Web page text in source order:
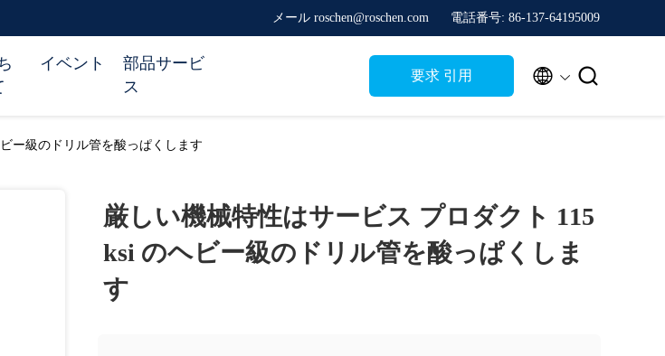
メール roschen@roschen.com 電話番号: 86-137-64195009
イベント
部品サービ
ス
要求 引用  
ー級のドリル管を酸っぱくします
厳しい機械特性はサービス プロダクト 115
ksi のヘビー級のドリル管を酸っぱくしま
す